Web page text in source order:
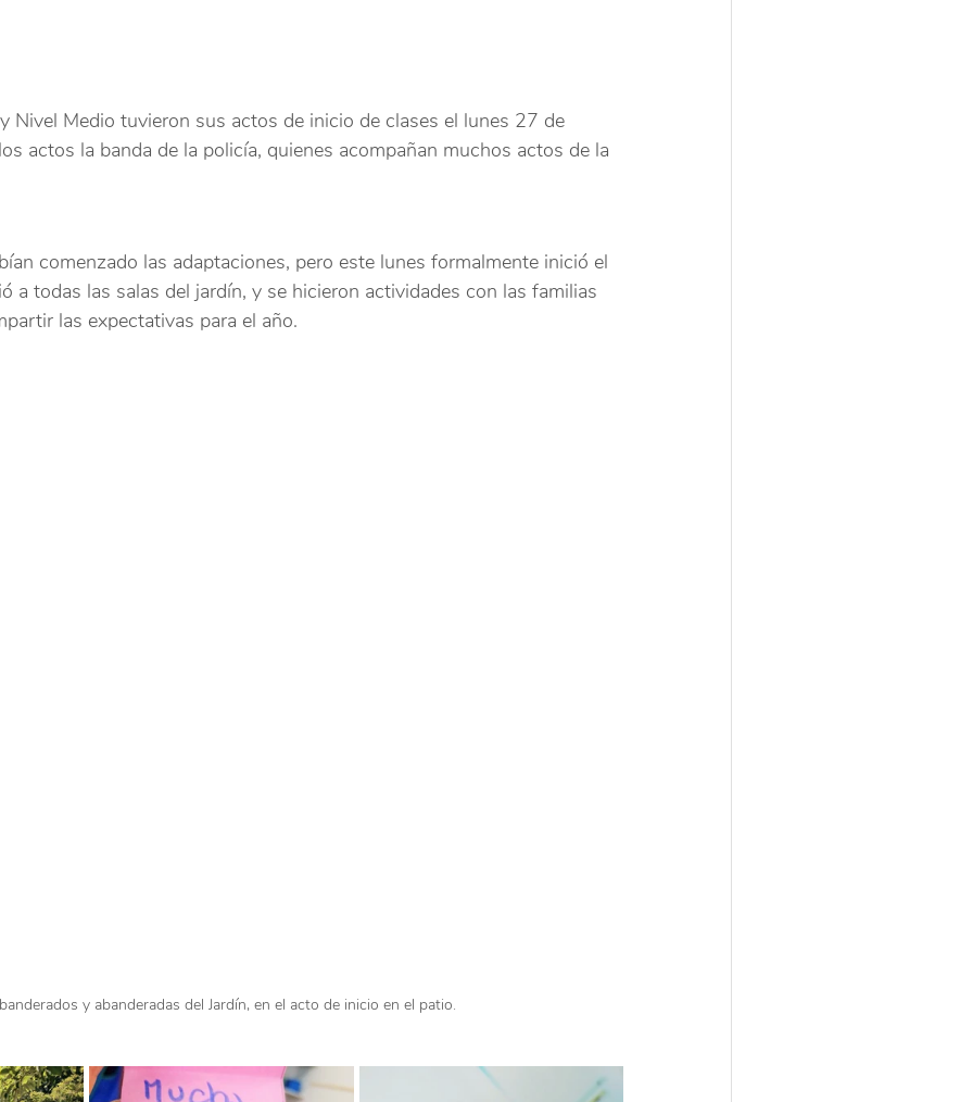
Nivel Medio tuvieron sus actos de inicio de clases el lunes 27 de
actos la banda de la policía, quienes acompañan muchos actos de la
comenzado las adaptaciones, pero este lunes formalmente inició el
a todas las salas del jardín, y se hicieron actividades con las familias
las expectativas para el año.
y abanderadas del Jardín, en el acto de inicio en el patio.